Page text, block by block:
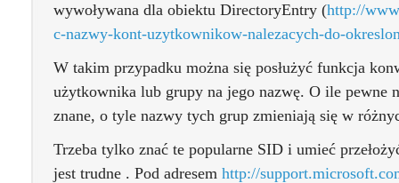
wywoływana dla obiektu DirectoryEntry (http://
c-nazwy-kont-uzytkownikow-nalezacych-do-
W takim przypadku można się posłużyć funkcja
użytkownika lub grupy na jego nazwę. O ile pewne
znane, o tyle nazwy tych grup zmieniają się w
Trzeba tylko znać te popularne SID i umieć
jest trudne . Pod adresem http://